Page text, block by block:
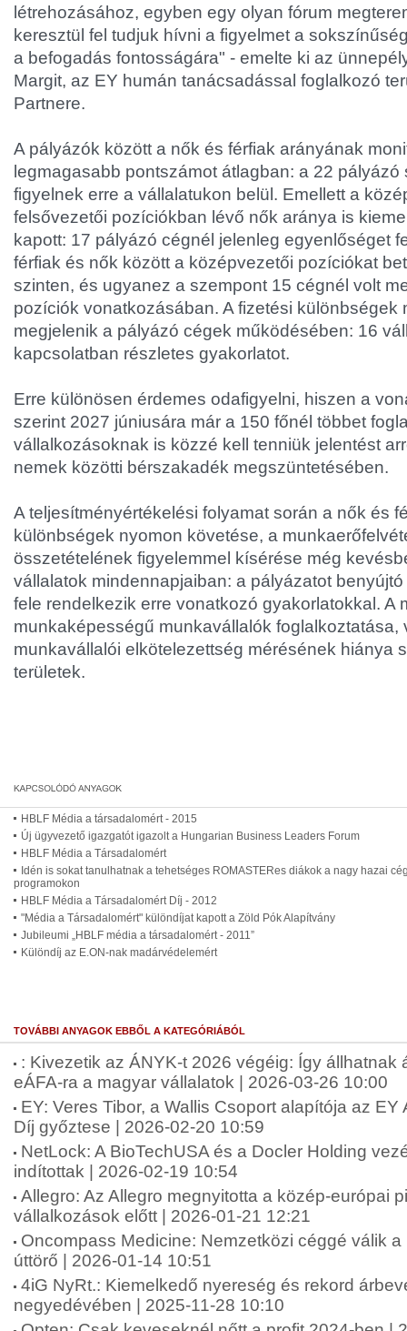
létrehozásához, egyben egy olyan fórum
keresztül fel tudjuk hívni a figyelmet a
a befogadás fontosságára" - emelte ki az
Margit, az EY humán tanácsadással foglalkozó
Partnere.
A pályázók között a nők és férfiak arányának
legmagasabb pontszámot átlagban: a 22
figyelnek erre a vállalatukon belül. Emellett a
felsővezetői pozíciókban lévő nők aránya is
kapott: 17 pályázó cégnél jelenleg egyenlőséget
férfiak és nők között a középvezetői pozíciókat
szinten, és ugyanez a szempont 15 cégnél volt
pozíciók vonatkozásában. A fizetési különbségek
megjelenik a pályázó cégek működésében: 16
kapcsolatban részletes gyakorlatot.
Erre különösen érdemes odafigyelni, hiszen a
szerint 2027 júniusára már a 150 főnél többet
vállalkozásoknak is közzé kell tenniük jelentést
nemek közötti bérszakadék megszüntetésében.
A teljesítményértékelési folyamat során a nők és
különbségek nyomon követése, a
összetételének figyelemmel kísérése még
vállalatok mindennapjaiban: a pályázatot
fele rendelkezik erre vonatkozó gyakorlatokkal. A
munkaképességű munkavállalók foglalkoztatása,
munkavállalói elkötelezettség mérésének hiánya
területek.
HBLF Média a társadalomért - 2015
Új ügyvezető igazgatót igazolt a Hungarian Business Leaders Forum
HBLF Média a Társadalomért
Idén is sokat tanulhatnak a tehetséges ROMASTERes diákok a nagy hazai
programokon
HBLF Média a Társadalomért Díj - 2012
"Média a Társadalomért" különdíjat kapott a Zöld Pók Alapítvány
Jubileumi „HBLF média a társadalomért - 2011”
Különdíj az E.ON-nak madárvédelemért
TOVÁBBI ANYAGOK EBBŐL A KATEGÓRIÁBÓL
: Kivezetik az ÁNYK-t 2026 végéig: Így állhatnak
eÁFA-ra a magyar vállalatok | 2026-03-26 10:00
EY: Veres Tibor, a Wallis Csoport alapítója az EY
Díj győztese | 2026-02-20 10:59
NetLock: A BioTechUSA és a Docler Holding
indítottak | 2026-02-19 10:54
Allegro: Az Allegro megnyitotta a közép-európai
vállalkozások előtt | 2026-01-21 12:21
Oncompass Medicine: Nemzetközi céggé válik
úttörő | 2026-01-14 10:51
4iG NyRt.: Kiemelkedő nyereség és rekord
negyedévében | 2025-11-28 10:10